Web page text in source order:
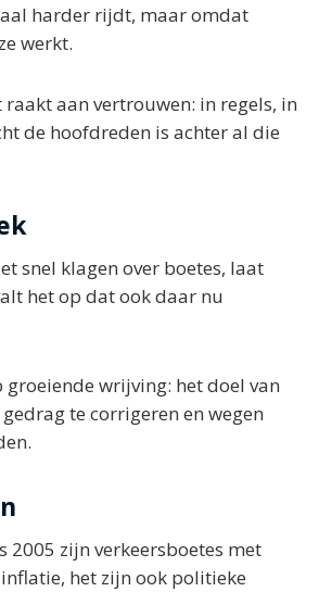
harder rijdt, maar omdat
werkt.
aan vertrouwen: in regels, in
de hoofdreden is achter al die
snel klagen over boetes, laat
het op dat ook daar nu
groeiende wrijving: het doel van
te corrigeren en wegen
2005 zijn verkeersboetes met
het zijn ook politieke